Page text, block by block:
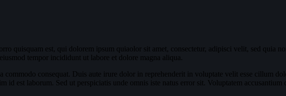
quisquam est, qui dolorem ipsum quiaolor sit amet, consectetur, adipisci velit, sed quia
tempor incididunt ut labore et dolore magna aliqua.
consequat. Duis aute irure dolor in reprehenderit in voluptate velit esse cillum
est laborum. Sed ut perspiciatis unde omnis iste natus error sit. Voluptatem accusantium